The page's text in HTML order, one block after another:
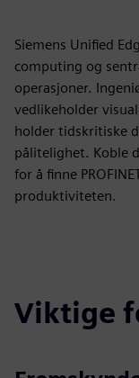
Siemens Unified
computing og
operasjoner.
vedlikeholder
holder tidskritiske
pålitelighet. Koble
for å finne
produktiviteten.
Viktige